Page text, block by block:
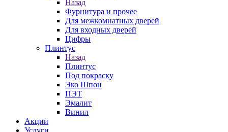
Назад
Фурнитура и прочее
Для межкомнатных дверей
Для входных дверей
Цифры
Плинтус
Назад
Плинтус
Под покраску
Эко Шпон
ПЭТ
Эмалит
Винил
Акции
Услуги